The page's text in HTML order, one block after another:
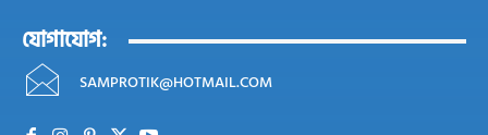
যোগাযোগ:
SAMPROTIK@HOTMAIL.COM